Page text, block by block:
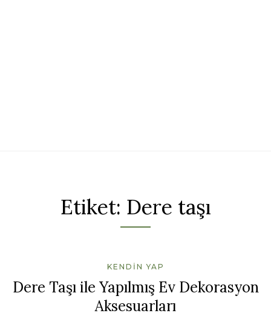
Etiket: Dere taşı
KENDIN YAP
Dere Taşı ile Yapılmış Ev Dekorasyon
Aksesuarları